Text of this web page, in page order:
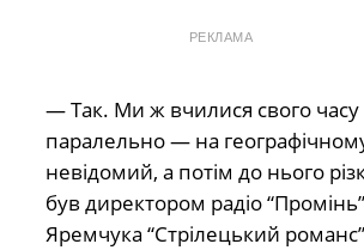
РЕКЛАМА
— Так. Ми ж вчилися свого часу
паралельно — на
невідомий, а потім до нього
був директором радіо
Яремчука “Стрілецький